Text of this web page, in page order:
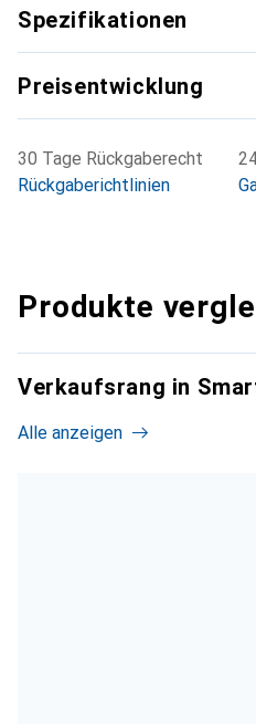
Spezifikationen
Preisentwicklung
30 Tage Rückgaberecht
Rückgaberichtlinien
Produkte
Verkaufsrang in
Alle anzeigen